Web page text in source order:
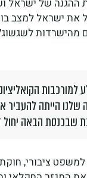
ההגנה של ישראל
את ישראל למצב
מהישרדות
למורכבות
שלנו הייתה להעביר
שבכנסת הבאה יחול
מומחה למשפט ציבורי,